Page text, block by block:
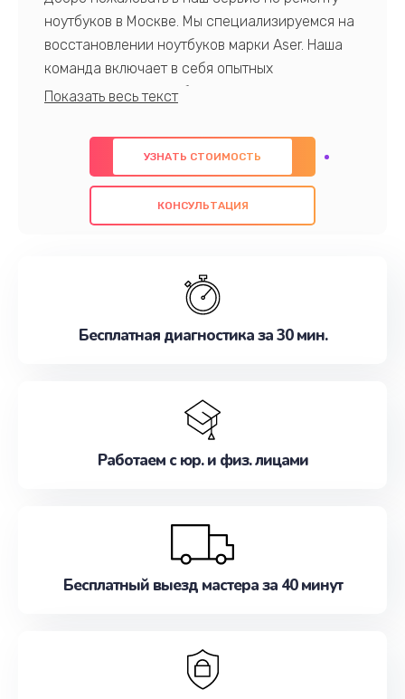
ноутбуков в Москве. Мы специализируемся на
восстановлении ноутбуков марки Aser. Наша
команда включает в себя опытных
профессионалов с обширными знаниями и
предлагаем быстрый и качественный ремонт с
использованием оригинальных компонентов, а
также гарантируем качество всех
проведенных работ. Наша цель - предоставить
наилучшим образом. Не медлите записаться на
УЗНАТЬ СТОИМОСТЬ
КОНСУЛЬТАЦИЯ
Бесплатная диагностика за 30 мин.
Работаем с юр. и физ. лицами
Бесплатный выезд мастера за 40 минут